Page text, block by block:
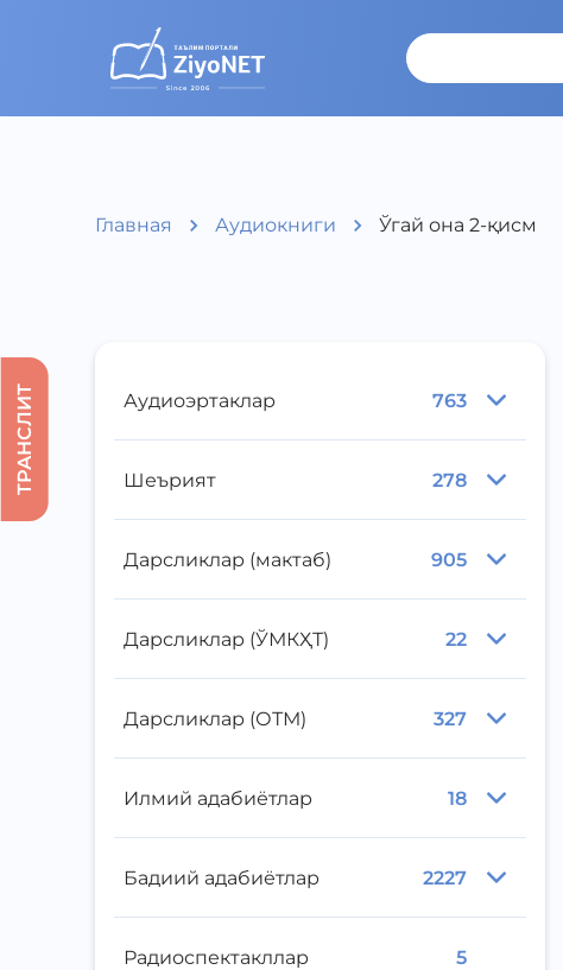
Главная Аудиокниги Ўгай она 2-қисм
Аудиоэртаклар 763
Шеърият 278
Дарсликлар (мактаб) 905
Дарсликлар (ЎМКҲТ) 22
Дарсликлар (ОТМ) 327
Илмий адабиётлар 18
Бадиий адабиётлар 2227
Радиоспектакллар 5
ТРАНСЛИТ